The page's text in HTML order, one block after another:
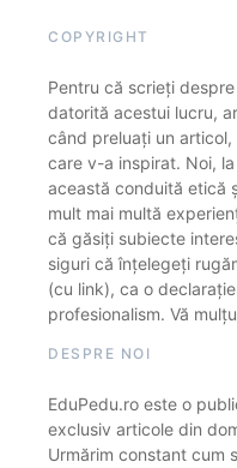
COPYRIGHT
Pentru că scrieți
datorită acestui lucru,
când preluați un
care v-a inspirat. Noi,
această conduită etică
mult mai multă
că găsiți subiecte
siguri că înțelegeți
(cu link), ca o
profesionalism. Vă
DESPRE NOI
EduPedu.ro este o
exclusiv articole din
Urmărim constant cum